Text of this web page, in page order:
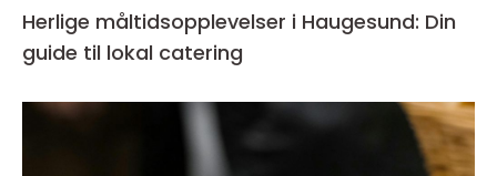
Herlige måltidsopplevelser i Haugesund: Din
guide til lokal catering